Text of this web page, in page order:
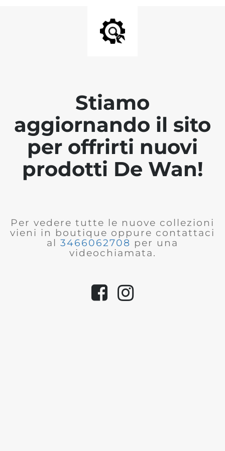
Stiamo
aggiornando il sito
per offrirti nuovi
prodotti De Wan!
Per vedere tutte le nuove collezioni
vieni in boutique oppure contattaci
al 3466062708 per una
videochiamata.